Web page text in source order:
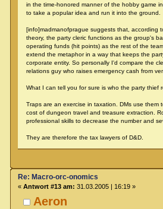
in the time-honored manner of the hobby game
to take a popular idea and run it into the ground.
[info]madmanofprague suggests that, according
theory, the party cleric functions as the group's
operating funds (hit points) as the rest of the
extend the metaphor in a way that keeps the
corporate entity. So personally I'd compare the
relations guy who raises emergency cash from
What I can tell you for sure is who the party thief
Traps are an exercise in taxation. DMs use them
cost of dungeon travel and treasure extraction.
professional skills to decrease the number and
They are therefore the tax lawyers of D&D.
Aeron
Re: Macro-orc-onomics
« Antwort #13 am: 31.03.2005 | 16:19 »